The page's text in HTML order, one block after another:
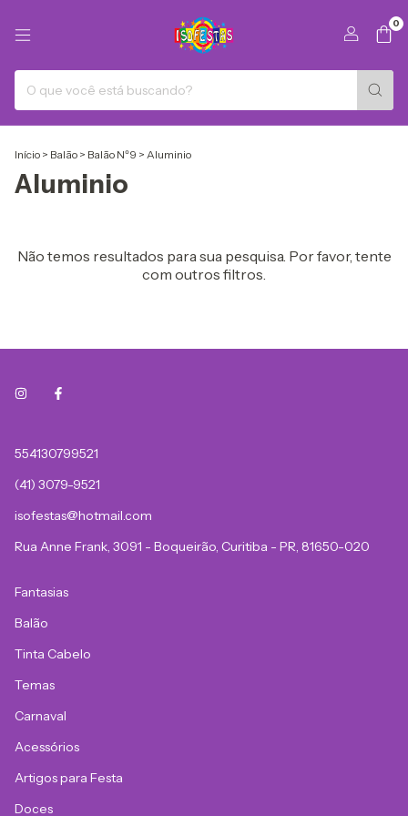
0
Início > Balão > Balão Nº9 > Aluminio
Aluminio
Não temos resultados para sua pesquisa. Por favor, tente
com outros filtros.
554130799521
(41) 3079-9521
isofestas@hotmail.com
Rua Anne Frank, 3091 - Boqueirão, Curitiba - PR, 81650-020
Fantasias
Balão
Tinta Cabelo
Temas
Carnaval
Acessórios
Artigos para Festa
Doces